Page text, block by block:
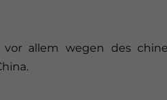
allem wegen des